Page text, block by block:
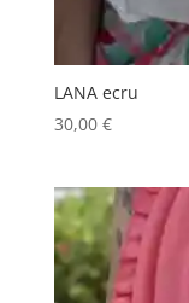
LANA ecru
30,00 €